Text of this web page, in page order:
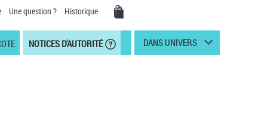
Une question ? Historique
NOTICES D'AUTORITÉ DANS UNIVERS